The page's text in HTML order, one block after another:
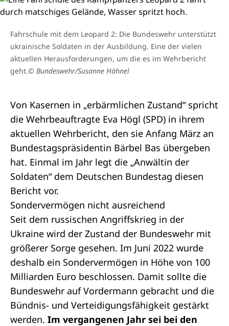
Fahrschule mit dem Leopard 2: Die Bundeswehr unterstützt
ukrainische Soldaten in der Ausbildung. Eine der vielen
aktuellen Herausforderungen, um die es im Wehrbericht
geht.© Bundeswehr/Susanne Hähnel
Von Kasernen in „erbärmlichen Zustand“ spricht
die Wehrbeauftragte Eva Högl (SPD) in ihrem
aktuellen Wehrbericht, den sie Anfang März an
Bundestagspräsidentin Bärbel Bas übergeben
hat. Einmal im Jahr legt die „Anwältin der
Soldaten“ dem Deutschen Bundestag diesen
Bericht vor.
Sondervermögen nicht ausreichend
Seit dem russischen Angriffskrieg in der
Ukraine wird der Zustand der Bundeswehr mit
größerer Sorge gesehen. Im Juni 2022 wurde
deshalb ein Sondervermögen in Höhe von 100
Milliarden Euro beschlossen. Damit sollte die
Bundeswehr auf Vordermann gebracht und die
Bündnis- und Verteidigungsfähigkeit gestärkt
werden. Im vergangenen Jahr sei bei den